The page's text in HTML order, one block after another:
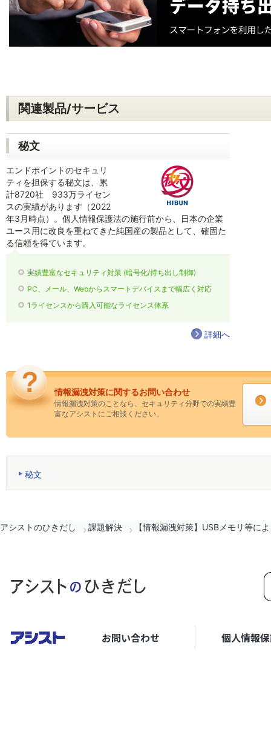
関連製品/サービス
秘文
エンドポイントのセキュリ
ティを担保する秘文は、累
計8720社 933万ライセン
スの実績があります（2022
年3月時点）。個人情報保護法の施行前から、日本の企業
ユース用に改良を重ねてきた純国産の製品として、確固た
る信頼を得ています。
実績豊富なセキュリティ対策 (暗号化/持ち出し制御)
PC、メール、Webからスマートデバイスまで幅広く対応
1ライセンスから購入可能なライセンス体系
詳細へ
情報漏洩対策に関するお問い合わせ
情報漏洩対策のことなら、セキュリティ分野での実績豊
富なアシストにご相談ください。
秘文
アシストのひきだし 課題解決 【情報漏洩対策】USBメモリ等に
お問い合わせ 個人情報